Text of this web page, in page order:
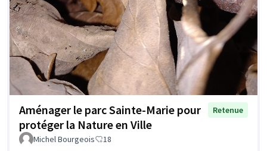
Aménager le parc Sainte-Marie pour
protéger la Nature en Ville
Retenue
Michel Bourgeois 18